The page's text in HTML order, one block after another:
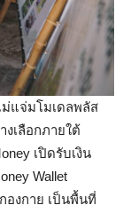
แจ่มโมเดลพลัส
เลือกภายใต้
เปิดรับเงิน
Wallet
องกาย เป็นพื้นที่